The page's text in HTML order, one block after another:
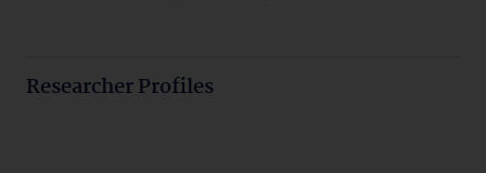
Researcher Profiles